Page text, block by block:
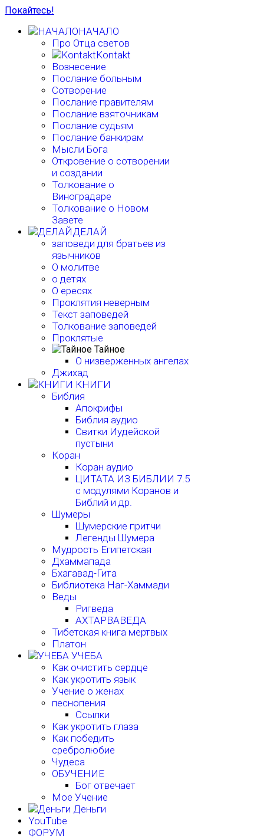
Покайтесь!
НАЧАЛО
Про Отца светов
Kontakt
Вознесение
Послание больным
Сотворение
Послание правителям
Послание взяточникам
Послание судьям
Послание банкирам
Мысли Бога
Откровение о сотворении
и создании
Толкование о
Виноградаре
Толкование о Новом
Завете
ДЕЛАЙ
заповеди для братьев из
язычников
О молитве
о детях
О ересях
Проклятия неверным
Текст заповедей
Толкование заповедей
Проклятые
Тайное
О низверженных ангелах
Джихад
КНИГИ
Библия
Апокрифы
Библия аудио
Свитки Иудейской
пустыни
Коран
Коран аудио
ЦИТАТА ИЗ БИБЛИИ 7.5
с модулями Коранов и
Библий и др.
Шумеры
Шумерские притчи
Легенды Шумера
Мудрость Египетская
Дхаммапада
Бхагавад-Гита
Библиотека Наг-Хаммади
Веды
Ригведа
АХТАРВАВЕДА
Тибетская книга мертвых
Платон
УЧЕБА
Как очистить сердце
Как укротить язык
Учение о женах
песнопения
Ссылки
Как укротить глаза
Как победить
сребролюбие
Чудеса
ОБУЧЕНИЕ
Бог отвечает
Мое Учение
Деньги
YouTube
ФОРУМ